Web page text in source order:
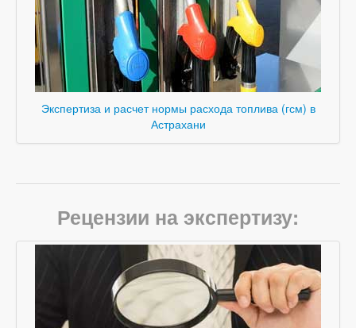
Экспертиза и расчет нормы расхода топлива (гсм) в
Астрахани
Рецензии на экспертизу: